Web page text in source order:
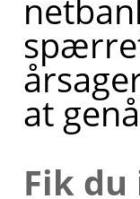
at
Fik du